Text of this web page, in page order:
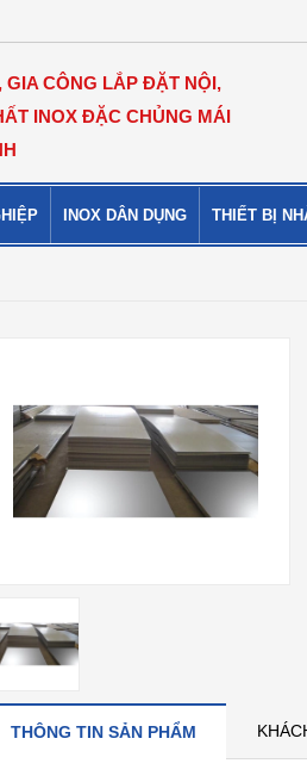
GIA CÔNG LẮP ĐẶT NỘI,
INOX ĐẶC CHỦNG MÁI
INOX DÂN DỤNG THIẾT BỊ
THÔNG TIN SẢN PHẨM